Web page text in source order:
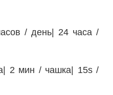
/ день| 24 часа /
2 мин / чашка| 15s /